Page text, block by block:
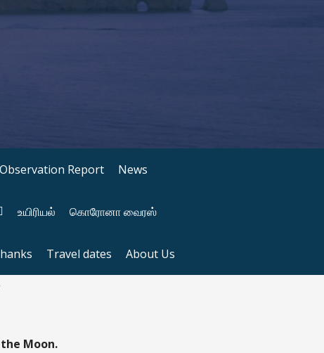
Observation Report News
உயிரியல் கொரோனா வைரஸ்
Travel dates
About Us
Moon.